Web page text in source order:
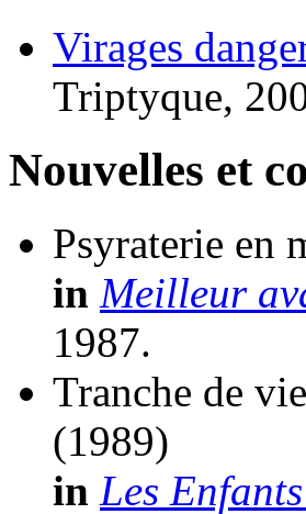
Virages
Triptyque,
Nouvelles et
Psyraterie en
in Meilleur
1987.
Tranche de
(1989)
in Les